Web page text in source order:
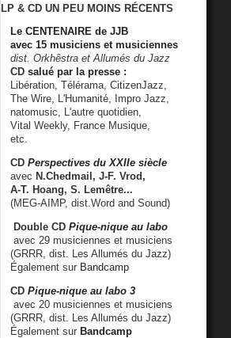
LP & CD UN PEU MOINS RÉCENTS
Le CENTENAIRE de JJB
avec 15 musiciens et musiciennes
dist. Orkhêstra et Allumés du Jazz
CD salué par la presse :
Libération, Télérama, CitizenJazz,
The Wire, L'Humanité, Impro Jazz,
natomusic, L'autre quotidien,
Vital Weekly, France Musique,
etc.
CD Perspectives du XXIIe siècle
avec N.Chedmail, J-F. Vrod,
A-T. Hoang, S. Lemêtre...
(MEG-AIMP, dist.Word and Sound)
Double CD Pique-nique au labo
avec 29 musiciennes et musiciens
(GRRR, dist. Les Allumés du Jazz)
Également sur Bandcamp
CD Pique-nique au labo 3
avec 20 musiciennes et musiciens
(GRRR, dist. Les Allumés du Jazz)
Également sur Bandcamp